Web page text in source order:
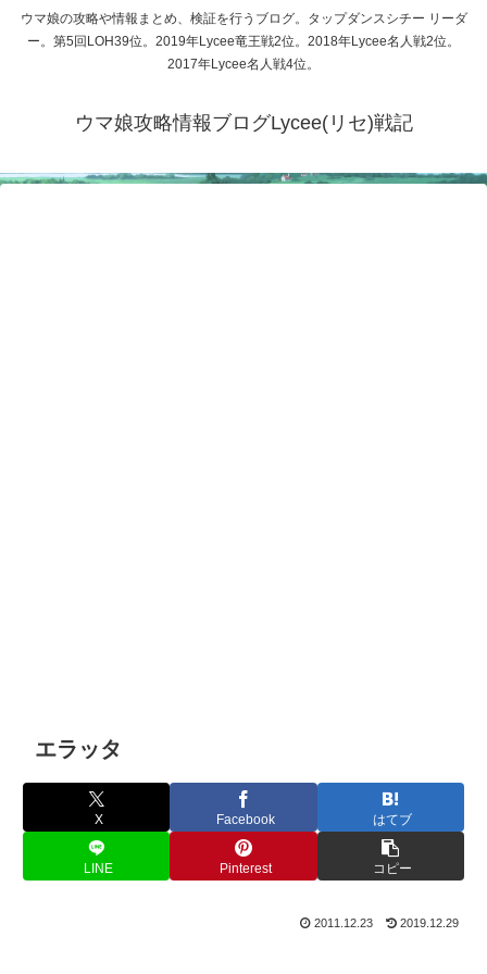
ウマ娘の攻略や情報まとめ、検証を行うブログ。タップダンスシチー リーダ
ー。第5回LOH39位。2019年Lycee竜王戦2位。2018年Lycee名人戦2位。
2017年Lycee名人戦4位。
ウマ娘攻略情報ブログLycee(リセ)戦記
エラッタ
X Facebook はてブ
LINE Pinterest コピー
2011.12.23 2019.12.29